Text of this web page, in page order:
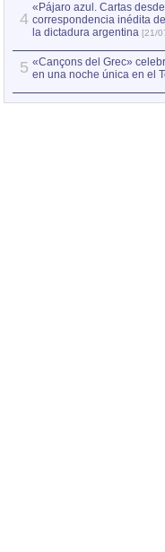
4
«Pájaro azul. Cartas
correspondencia inédita
la dictadura argentina [21/
5 «Cançons del Grec»
en una noche única en el